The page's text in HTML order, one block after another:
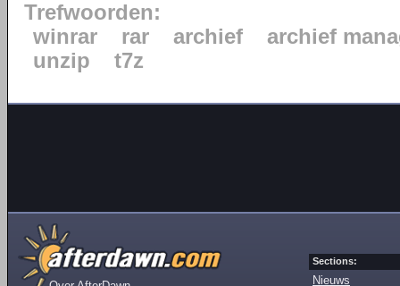
Trefwoorden:
winrar
rar archief
archief
unzip
t7z
Sections:
Nieuws